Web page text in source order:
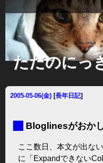
ただのにっ
2005-05-06(金) [長年日記]
Bloglinesがおか
ここ数日、本文が出な
に「Expandできない